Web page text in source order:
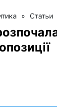
» Статьи